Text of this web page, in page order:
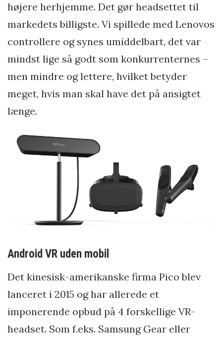
højere herhjemme. Det gør headsettet til
markedets billigste. Vi spillede med Lenovos
controllere og synes umiddelbart, det var
mindst lige så godt som konkurrenternes –
men mindre og lettere, hvilket betyder
meget, hvis man skal have det på ansigtet
længe.
Android VR uden mobil
Det kinesisk-amerikanske firma Pico blev
lanceret i 2015 og har allerede et
imponerende opbud på 4 forskellige VR-
headset. Som f.eks. Samsung Gear eller